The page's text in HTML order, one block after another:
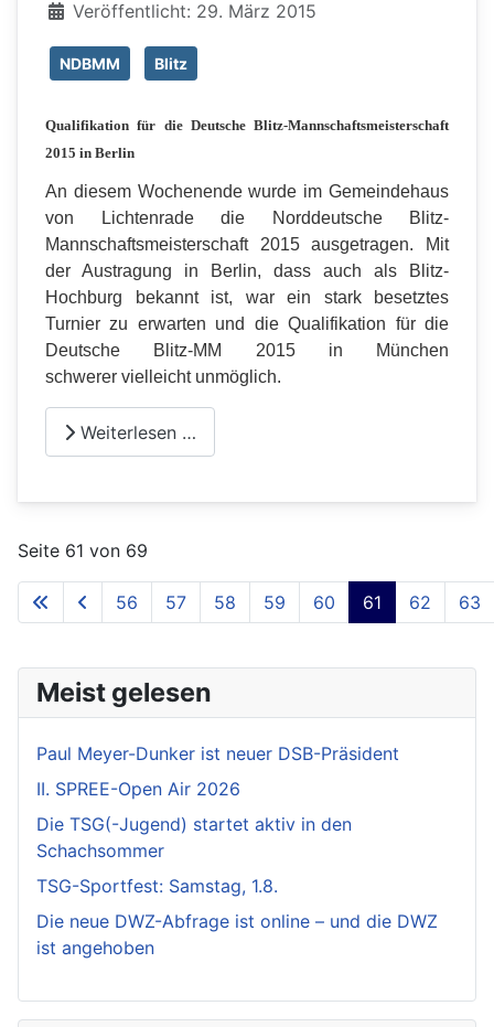
Veröffentlicht: 29. März 2015
NDBMM Blitz
Qualifikation für die Deutsche Blitz-Mannschaftsmeisterschaft
2015 in Berlin
An diesem Wochenende wurde im Gemeindehaus
von Lichtenrade die Norddeutsche Blitz-
Mannschaftsmeisterschaft 2015 ausgetragen. Mit
der Austragung in Berlin, dass auch als Blitz-
Hochburg bekannt ist, war ein stark besetztes
Turnier zu erwarten und die Qualifikation für die
Deutsche Blitz-MM 2015 in München
schwerer vielleicht unmöglich.
Weiterlesen …
Seite 61 von 69
56 57 58 59 60 61 62 63
Meist gelesen
Paul Meyer-Dunker ist neuer DSB-Präsident
II. SPREE-Open Air 2026
Die TSG(-Jugend) startet aktiv in den
Schachsommer
TSG-Sportfest: Samstag, 1.8.
Die neue DWZ-Abfrage ist online – und die DWZ
ist angehoben